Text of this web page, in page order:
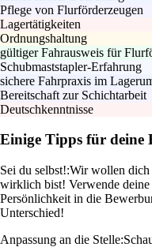
Pflege von Flurförderzeugen
Lagertätigkeiten
Ordnungshaltung
gültiger Fahrausweis für
Schubmaststapler-Erfahrung
sichere Fahrpraxis im
Bereitschaft zur Schichtarbeit
Deutschkenntnisse
Einige Tipps für deine
Sei du selbst!:Wir wollen dich
wirklich bist! Verwende deine
Persönlichkeit in die
Unterschied!
Anpassung an die Stelle: